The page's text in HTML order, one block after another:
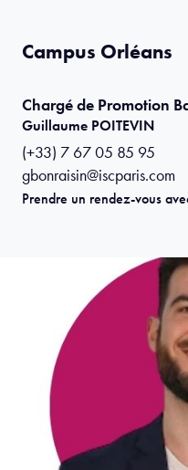
Campus Orléans
Chargé de Promotion
Guillaume POITEVIN
(+33) 7 67 05 85 95
gbonraisin@iscparis.com
Prendre un rendez-vous